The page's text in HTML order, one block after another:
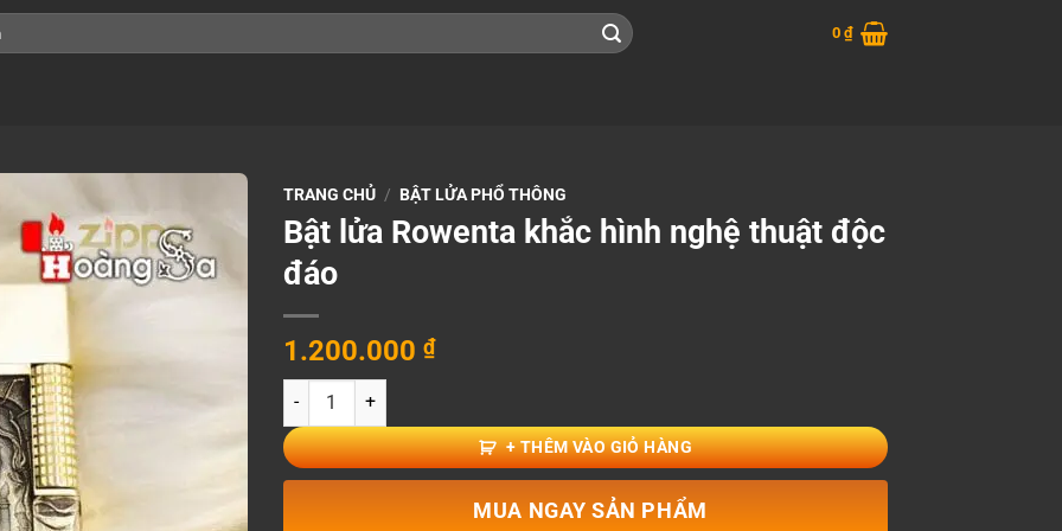
0₫
TRANG CHỦ / BẬT LỬA PHỔ THÔNG
Bật lửa Rowenta khắc hình nghệ thuật độc
đáo
1.200.000 ₫
Bật lửa Rowenta khắc hình nghệ thuật độc đáo số lượng
+ THÊM VÀO GIỎ HÀNG
MUA NGAY SẢN PHẨM